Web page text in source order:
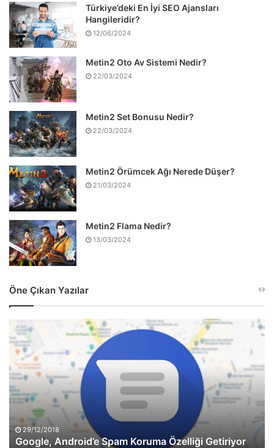
Türkiye’deki En İyi SEO Ajansları
Hangileridir?
12/06/2024
Metin2 Oto Av Sistemi Nedir?
22/03/2024
Metin2 Set Bonusu Nedir?
22/03/2024
Metin2 Örümcek Ağı Nerede Düşer?
21/03/2024
Metin2 Flama Nedir?
13/03/2024
Öne Çıkan Yazılar
Google,
Android’e
Spam
Koruma
Özelliği
Getiriyor
29/12/2018
Google, Android’e Spam Koruma Özelliği Getiriyor